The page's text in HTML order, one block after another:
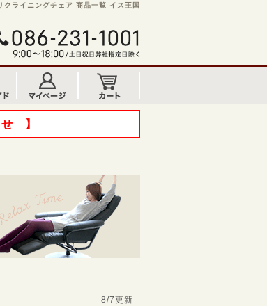
クライニングチェア 商品一覧 イス王国
せ 】
8/7更新